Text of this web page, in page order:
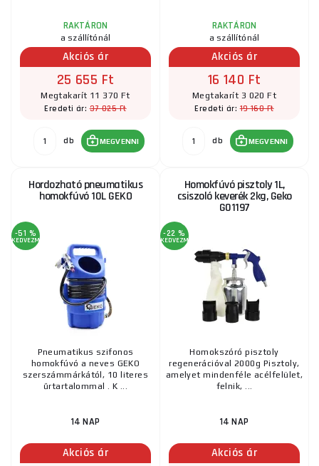
RAKTÁRON
a szállítónál
Akciós ár
25 655 Ft
Megtakarít 11 370 Ft
Eredeti ár:37 025 Ft
db MEGVENNI
RAKTÁRON
a szállítónál
Akciós ár
16 140 Ft
Megtakarít 3 020 Ft
Eredeti ár:19 160 Ft
db MEGVENNI
Hordozható pneumatikus
homokfúvó 10L GEKO
-51 %
KEDVEZMÉNY
Pneumatikus szifonos
homokfúvó a neves GEKO
szerszámmárkától, 10 literes
űrtartalommal . K ...
14 NAP
Akciós ár
Homokfúvó pisztoly 1L,
csiszoló keverék 2kg, Geko
G01197
-22 %
KEDVEZMÉNY
Homokszóró pisztoly
regenerációval 2000g Pisztoly,
amelyet mindenféle acélfelület,
felnik, ...
14 NAP
Akciós ár